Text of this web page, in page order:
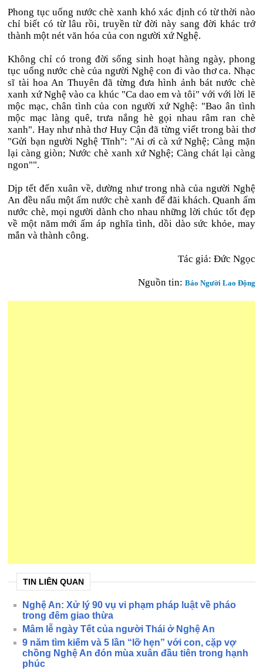
Phong tục uống nước chè xanh khó xác định có từ thời nào
chỉ biết có từ lâu rồi, truyền từ đời này sang đời khác trở
thành một nét văn hóa của con người xứ Nghệ.
Không chỉ có trong đời sống sinh hoạt hàng ngày, phong
tục uống nước chè của người Nghệ con đi vào thơ ca. Nhạc
sĩ tài hoa An Thuyên đã từng đưa hình ảnh bát nước chè
xanh xứ Nghệ vào ca khúc "Ca dao em và tôi" với với lời lẽ
mộc mạc, chân tình của con người xứ Nghệ: "Bao ân tình
mộc mạc làng quê, trưa nắng hè gọi nhau râm ran chè
xanh". Hay như nhà thơ Huy Cận đã từng viết trong bài thơ
"Gửi bạn người Nghệ Tĩnh": "Ai ơi cà xứ Nghệ; Càng mặn
lại càng giòn; Nước chè xanh xứ Nghệ; Càng chát lại càng
ngon"".
Dịp tết đến xuân về, dường như trong nhà của người Nghệ
An đều nấu một ấm nước chè xanh để đãi khách. Quanh ấm
nước chè, mọi người dành cho nhau những lời chúc tốt đẹp
về một năm mới ấm áp nghĩa tình, dồi dào sức khỏe, may
mắn và thành công.
Tác giả: Đức Ngọc
Nguồn tin: Báo Người Lao Động
TIN LIÊN QUAN
Nghệ An: Xử lý 90 vụ vi phạm pháp luật về pháo
trong đêm giao thừa
Mâm lễ ngày Tết của người Thái ở Nghệ An
9 năm tìm kiếm và 5 lần “lỡ hẹn” với con, cặp vợ
chồng Nghệ An đón mùa xuân đầu tiên trong hạnh
phúc